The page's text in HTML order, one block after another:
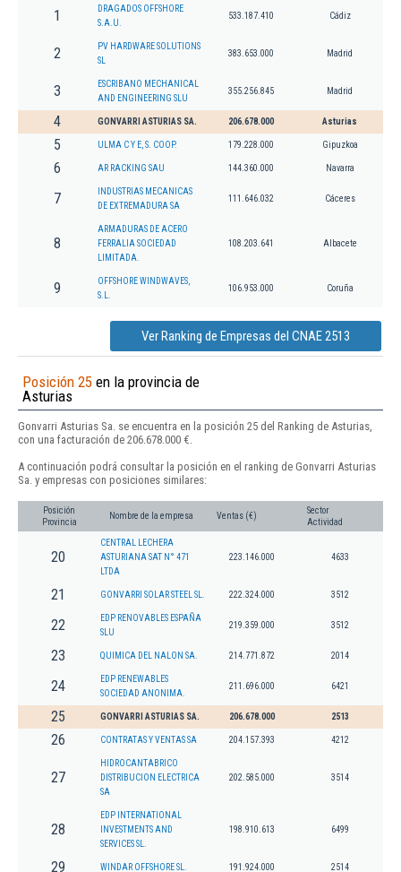
1
DRAGADOS OFFSHORE
S.A.U.
533.187.410 Cádiz
2
PV HARDWARE SOLUTIONS
SL
383.653.000 Madrid
3
ESCRIBANO MECHANICAL
AND ENGINEERING SLU
355.256.845 Madrid
4 GONVARRI ASTURIAS SA. 206.678.000 Asturias
5 ULMA C Y E, S. COOP. 179.228.000 Gipuzkoa
6 AR RACKING SAU 144.360.000 Navarra
7
INDUSTRIAS MECANICAS
DE EXTREMADURA SA
111.646.032 Cáceres
8
ARMADURAS DE ACERO
FERRALIA SOCIEDAD
LIMITADA.
108.203.641 Albacete
9
OFFSHORE WINDWAVES,
S.L.
106.953.000 Coruña
Ver Ranking de Empresas del CNAE 2513
Posición 25 en la provincia de
Asturias
Gonvarri Asturias Sa. se encuentra en la posición 25 del Ranking de Asturias,
con una facturación de 206.678.000 €.
A continuación podrá consultar la posición en el ranking de Gonvarri Asturias
Sa. y empresas con posiciones similares:
Posición
Provincia
Nombre de la empresa Ventas (€)
Sector
Actividad
20
CENTRAL LECHERA
ASTURIANA SAT N° 471
LTDA
223.146.000 4633
21 GONVARRI SOLAR STEEL SL. 222.324.000 3512
22
EDP RENOVABLES ESPAÑA
SLU
219.359.000 3512
23 QUIMICA DEL NALON SA. 214.771.872 2014
24
EDP RENEWABLES
SOCIEDAD ANONIMA.
211.696.000 6421
25 GONVARRI ASTURIAS SA. 206.678.000 2513
26 CONTRATAS Y VENTAS SA 204.157.393 4212
27
HIDROCANTABRICO
DISTRIBUCION ELECTRICA
SA
202.585.000 3514
28
EDP INTERNATIONAL
INVESTMENTS AND
SERVICES SL.
198.910.613 6499
29 WINDAR OFFSHORE SL. 191.924.000 2514